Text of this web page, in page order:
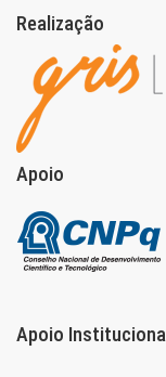
Realização
Apoio
Apoio Institucional